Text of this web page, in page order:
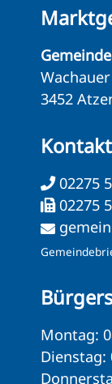
3452
Kontakt
02275
02275
Montag:
Dienstag: